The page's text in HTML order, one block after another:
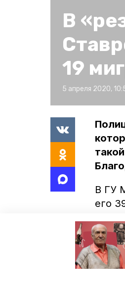
В
19
5 апреля 2020,
В ГУ
его